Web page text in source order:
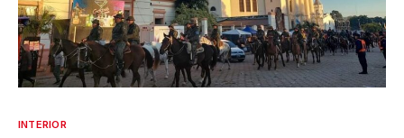
INTERIOR